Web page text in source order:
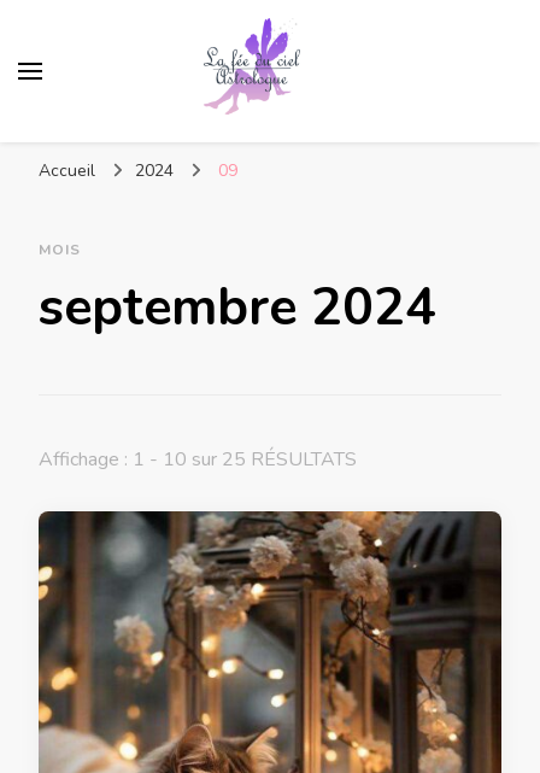
Accueil 2024 09
MOIS
septembre 2024
Affichage : 1 - 10 sur 25 RÉSULTATS